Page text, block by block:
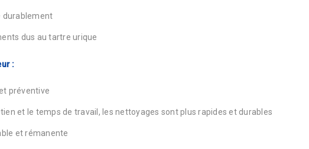
durablement
dus au tartre urique
:
préventive
et le temps de travail, les nettoyages sont plus rapides et durables
et rémanente